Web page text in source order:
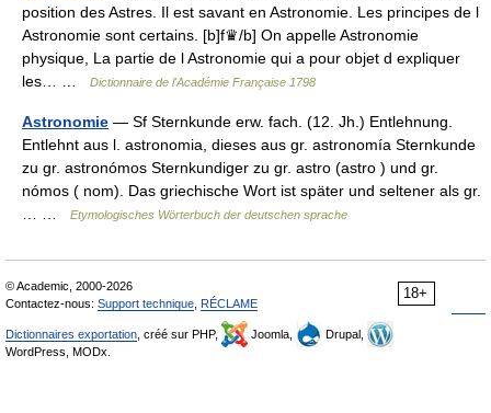
position des Astres. Il est savant en Astronomie. Les principes de l
Astronomie sont certains. [b]f♛/b] On appelle Astronomie
physique, La partie de l Astronomie qui a pour objet d expliquer
les… …
Dictionnaire de l'Académie Française 1798
Astronomie — Sf Sternkunde erw. fach. (12. Jh.) Entlehnung.
Entlehnt aus l. astronomia, dieses aus gr. astronomía Sternkunde
zu gr. astronómos Sternkundiger zu gr. astro (astro ) und gr.
nómos ( nom). Das griechische Wort ist später und seltener als gr.
… …
Etymologisches Wörterbuch der deutschen sprache
18+
© Academic, 2000-2026
Contactez-nous: Support technique RÉCLAME
Dictionnaires exportation , créé sur PHP, Joomla,
Drupal,
WordPress, MODx.